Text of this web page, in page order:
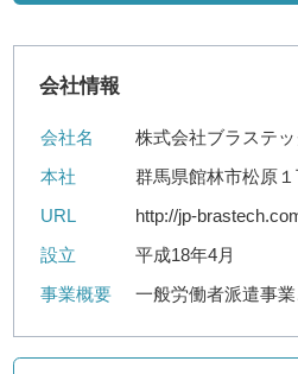
会社情報
会社名
株式会社ブラステッ
本社
群馬県館林市松原
URL
http://jp-
設立
平成18年4月
事業概要
一般労働者派遣事